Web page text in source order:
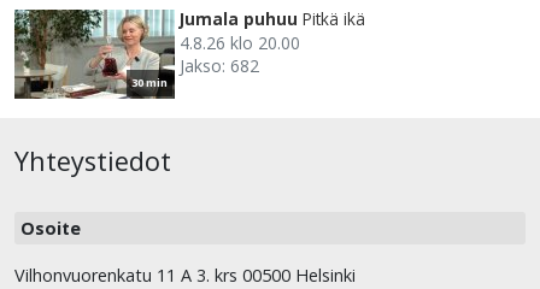
30 min
Jumala puhuu Pitkä ikä
4.8.26 klo 20.00
Jakso: 682
Yhteystiedot
Osoite
Vilhonvuorenkatu 11 A 3. krs 00500 Helsinki